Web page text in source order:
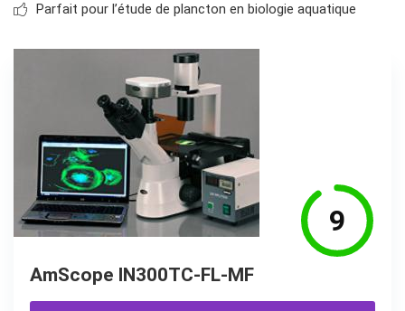
Parfait pour l’étude de plancton en biologie aquatique
9
AmScope IN300TC-FL-MF